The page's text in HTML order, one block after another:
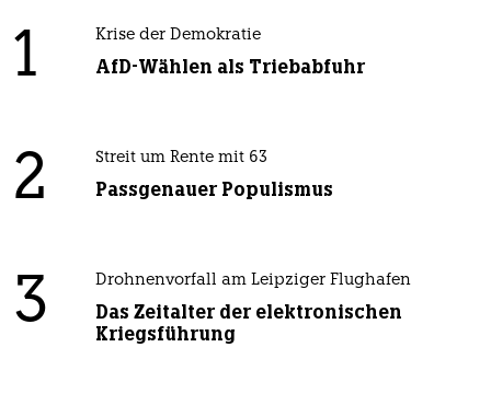
1 Krise der Demokratie
AfD-Wählen als Triebabfuhr
2 Streit um Rente mit 63
Passgenauer Populismus
3 Drohnenvorfall am Leipziger Flughafen
Das Zeitalter der elektronischen
Kriegsführung